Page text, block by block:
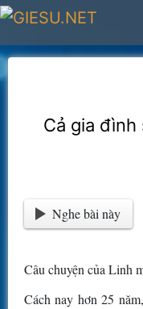
Skip
content
Cả gia
Nghe bài này
Câu chuyện của Linh
Cách nay hơn 25